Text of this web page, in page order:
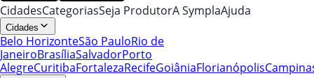
CidadesCategoriasSeja ProdutorA SymplaAjuda
Cidades
Belo HorizonteSão PauloRio de
JaneiroBrasíliaSalvadorPorto
AlegreCuritibaFortalezaRecifeGoiâniaFlorianópolis